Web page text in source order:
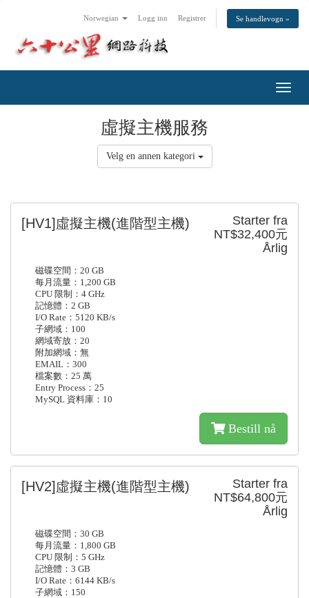
Norwegian Logg inn Registrer Se handlevogn »
虛擬主機服務
Velg en annen kategori
Starter fra
NT$32,400元
Årlig
[HV1]虛擬主機(進階型主機)
磁碟空間：20 GB
每月流量：1,200 GB
CPU 限制：4 GHz
記憶體：2 GB
I/O Rate：5120 KB/s
子網域：100
網域寄放：20
附加網域：無
EMAIL：300
檔案數：25 萬
Entry Process：25
MySQL 資料庫：10
Bestill nå
Starter fra
NT$64,800元
Årlig
[HV2]虛擬主機(進階型主機)
磁碟空間：30 GB
每月流量：1,800 GB
CPU 限制：5 GHz
記憶體：3 GB
I/O Rate：6144 KB/s
子網域：150